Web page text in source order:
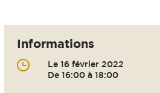
Informations
Le 16 février 2022
De 16:00 à 18:00